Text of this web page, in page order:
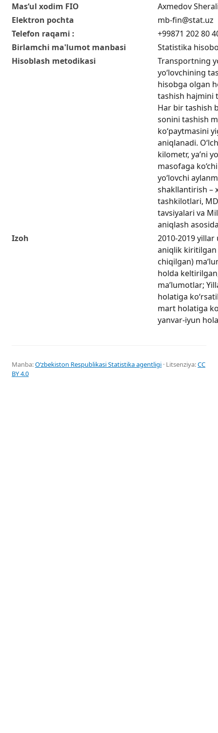
Mas‘ul xodim FIO
Axmedov
Elektron pochta
mb-fin@stat.uz
Telefon raqami :
+99871 202 80
Birlamchi ma'lumot manbasi
Statistika
Hisoblash metodikasi
Transportning
yo‘lovchining
hisobga olgan
tashish hajmini
Har bir tashish
sonini tashish
ko‘paytmasini
aniqlanadi.
kilometr, ya’ni
masofaga
yo‘lovchi
shakllantirish –
tashkilotlari,
tavsiyalari va
aniqlash
Izoh
2010-2019
aniqlik
chiqilgan)
holda
ma’lumotlar;
holatiga
mart holatiga
yanvar-iyun
Manba:Oʻzbekiston Respublikasi Statistika agentligi · Litsenziya:CC
BY 4.0